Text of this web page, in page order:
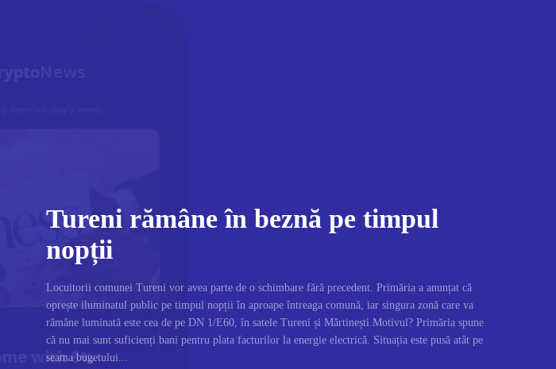
Tureni rămâne în beznă pe timpul
nopții
Locuitorii comunei Tureni vor avea parte de o schimbare fără precedent. Primăria a anunțat că
oprește iluminatul public pe timpul nopții în aproape întreaga comună, iar singura zonă care va
rămâne luminată este cea de pe DN 1/E60, în satele Tureni și Mărtinești.Motivul? Primăria spune
că nu mai sunt suficienți bani pentru plata facturilor la energie electrică. Situația este pusă atât pe
seama bugetului...